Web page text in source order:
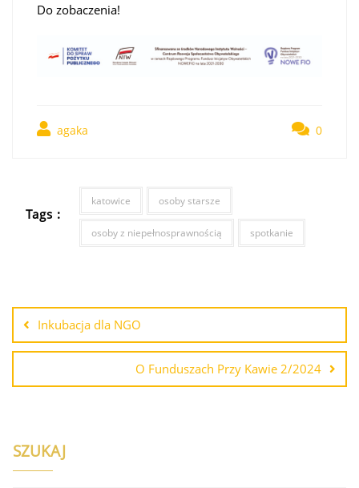
Do zobaczenia!
agaka 0
Tags :
katowice osoby starsze
osoby z niepełnosprawnością spotkanie
Inkubacja dla NGO
O Funduszach Przy Kawie 2/2024
SZUKAJ